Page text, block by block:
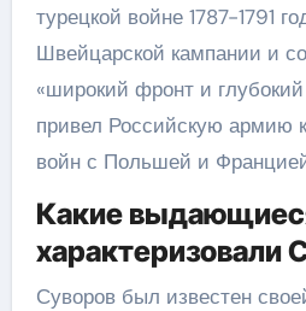
турецкой войне 1787-1791
Швейцарской кампании и
«широкий фронт и
привел Российскую армию
войн с Польшей и
Какие
характеризовали
Суворов был известен